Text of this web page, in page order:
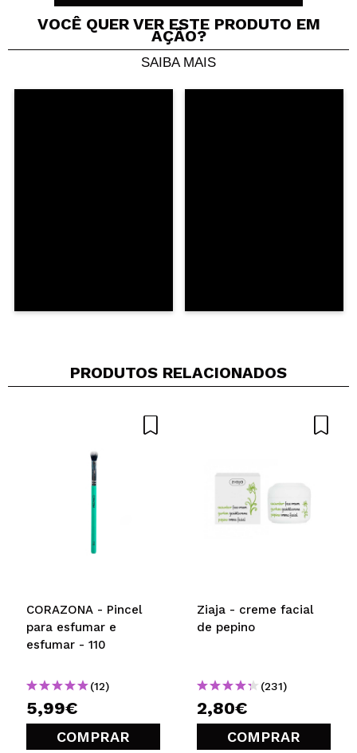
Compartilhar um vídeo ou uma foto
Seu vídeo pode ser o primeiro. Imagine isso...
VOCÊ QUER VER ESTE PRODUTO EM
AÇÃO?
SAIBA MAIS
PRODUTOS RELACIONADOS
CORAZONA - Pincel
para esfumar e
esfumar - 110
(12)
5,99€
COMPRAR
Ziaja - creme facial
de pepino
(231)
2,80€
COMPRAR